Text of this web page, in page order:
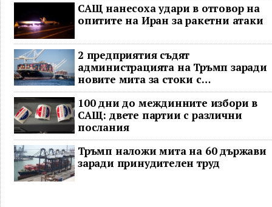
САЩ нанесоха удари в отговор на
опитите на Иран за ракетни атаки
2 предприятия съдят
администрацията на Тръмп заради
новите мита за стоки с
принудителен труд
100 дни до междинните избори в
САЩ: двете партии с различни
послания
Тръмп наложи мита на 60 държави
заради принудителен труд